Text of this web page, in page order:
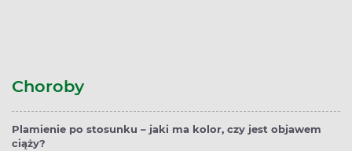
Choroby
Plamienie po stosunku – jaki ma kolor, czy jest objawem
ciąży?